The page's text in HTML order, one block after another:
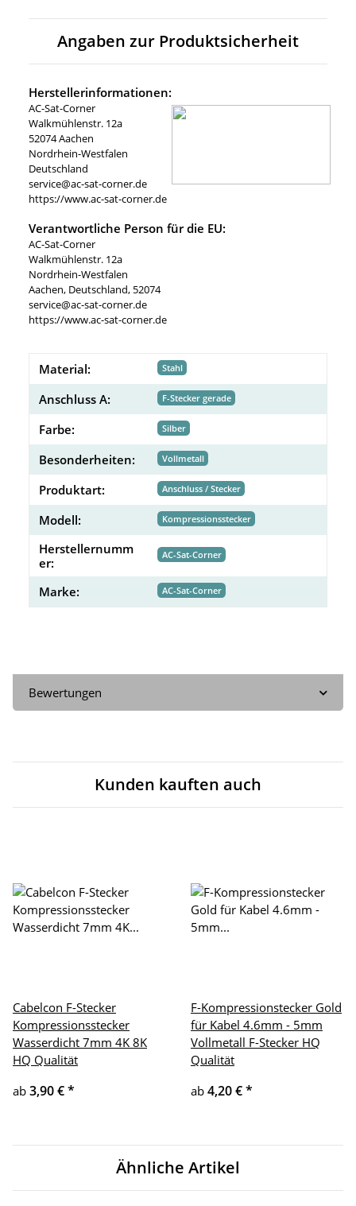
Angaben zur Produktsicherheit
Herstellerinformationen:
AC-Sat-Corner
Walkmühlenstr. 12a
52074 Aachen
Nordrhein-Westfalen
Deutschland
service@ac-sat-corner.de
https://www.ac-sat-corner.de
Verantwortliche Person für die EU:
AC-Sat-Corner
Walkmühlenstr. 12a
Nordrhein-Westfalen
Aachen, Deutschland, 52074
service@ac-sat-corner.de
https://www.ac-sat-corner.de
Material: Stahl
Anschluss A: F-Stecker gerade
Farbe: Silber
Besonderheiten: Vollmetall
Produktart: Anschluss / Stecker
Modell: Kompressionsstecker
Herstellernumm
er:
AC-Sat-Corner
Marke: AC-Sat-Corner
Bewertungen
Kunden kauften auch
Cabelcon F-Stecker
Kompressionsstecker
Wasserdicht 7mm 4K 8K
HQ Qualität
ab 3,90 €*
F-Kompressionstecker Gold
für Kabel 4.6mm - 5mm
Vollmetall F-Stecker HQ
Qualität
ab 4,20 €*
Ähnliche Artikel